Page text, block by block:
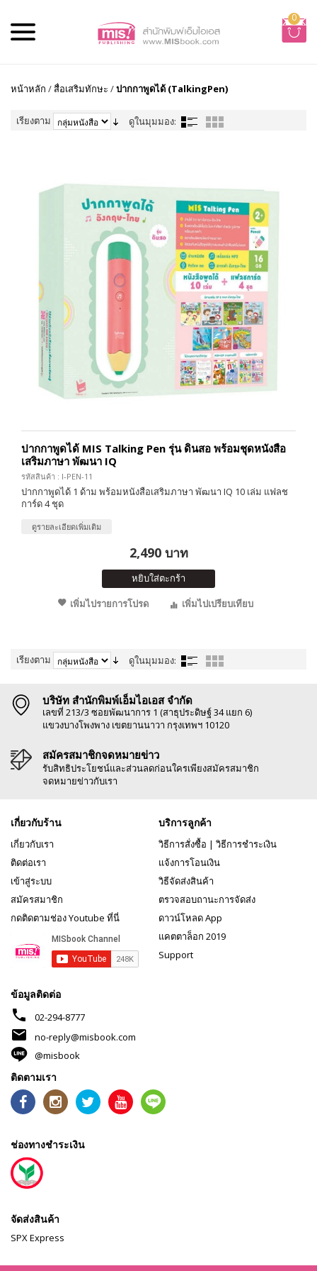
0
หน้าหลัก /สื่อเสริมทักษะ /ปากกาพูดได้ (TalkingPen)
เรียงตาม ดูในมุมมอง:
ปากกาพูดได้ MIS Talking Pen รุ่น ดินสอ พร้อมชุดหนังสือ
เสริมภาษา พัฒนา IQ
รหัสสินค้า : I-PEN-11
ปากกาพูดได้ 1 ด้าม พร้อมหนังสือเสริมภาษา พัฒนา IQ 10 เล่ม แฟลช
การ์ด 4 ชุด
ดูรายละเอียดเพิ่มเติม
2,490 บาท
หยิบใส่ตะกร้า
เพิ่มไปรายการโปรด
เพิ่มไปเปรียบเทียบ
เรียงตาม ดูในมุมมอง:
บริษัท สำนักพิมพ์เอ็มไอเอส จำกัด
เลขที่ 213/3 ซอยพัฒนาการ 1 (สาธุประดิษฐ์ 34 แยก 6)
แขวงบางโพงพาง เขตยานนาวา กรุงเทพฯ 10120
สมัครสมาชิกจดหมายข่าว
รับสิทธิประโยชน์และส่วนลดก่อนใครเพียงสมัครสมาชิก
จดหมายข่าวกับเรา
เกี่ยวกับร้าน
เกี่ยวกับเรา
ติดต่อเรา
เข้าสู่ระบบ
สมัครสมาชิก
กดติดตามช่อง Youtube ที่นี่
บริการลูกค้า
วิธีการสั่งซื้อ | วิธีการชำระเงิน
แจ้งการโอนเงิน
วิธีจัดส่งสินค้า
ตรวจสอบถานะการจัดส่ง
ดาวน์โหลด App
แคตตาล็อก 2019
Support
ข้อมูลติดต่อ
phone 02-294-8777
mail
no-reply@misbook.com
@misbook
ติดตามเรา
ช่องทางชำระเงิน
จัดส่งสินค้า
SPX Express